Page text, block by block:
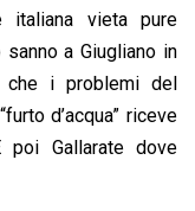
italiana vieta pure
a Giugliano in
che i problemi del
d’acqua” riceve
poi Gallarate dove